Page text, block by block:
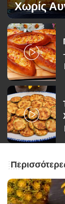
Χωρίς
Posted
by
George Zolis 20